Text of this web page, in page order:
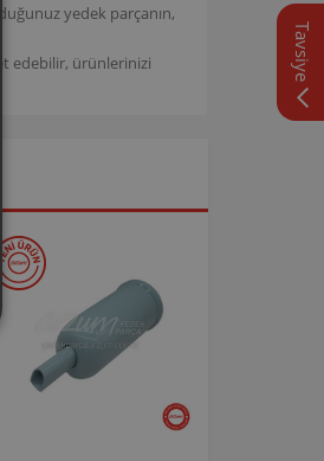
yedek parçanın,
edebilir, ürünlerinizi
Tavsiye